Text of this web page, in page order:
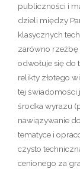
publiczności i
dzieli między
klasycznych
zarówno rzeźbę
odwołuje się do
relikty złotego
tej świadomości
środka wyrazu
nawiązywanie
tematyce i
czysto
cenionego za